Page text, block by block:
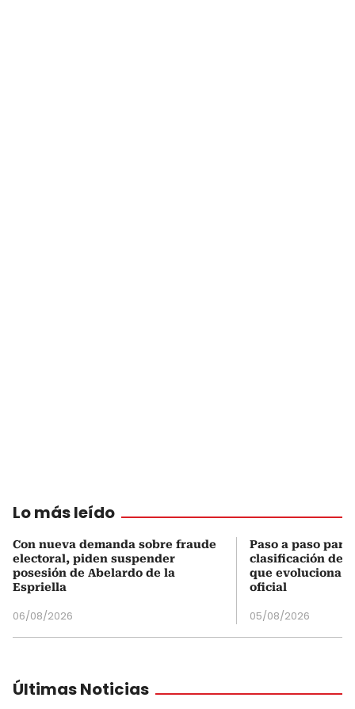
Lo más leído
Con nueva demanda sobre fraude
electoral, piden suspender
posesión de Abelardo de la
Espriella
06/08/2026
Paso a paso
clasificación del
que evoluciona
oficial
05/08/2026
Últimas Noticias